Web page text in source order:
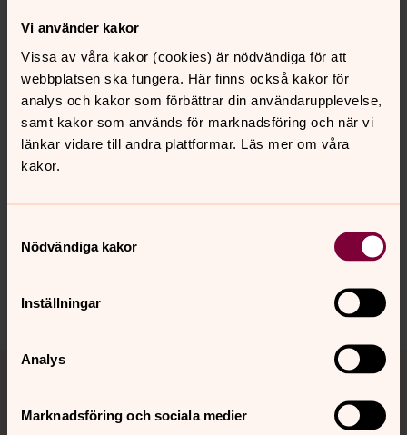
Vi använder kakor
Vissa av våra kakor (cookies) är nödvändiga för att
webbplatsen ska fungera. Här finns också kakor för
analys och kakor som förbättrar din användarupplevelse,
samt kakor som används för marknadsföring och när vi
länkar vidare till andra plattformar. Läs mer om våra
kakor.
Nödvändiga kakor
Inställningar
Analys
Marknadsföring och sociala medier
Ditt medlemskap gör det möjligt!
Välkommen att bli medlem i Svenska kyrkan. Här finns
alltid en plats för dig! Här hittar du blanketter för
medlemskap i Svenska kyrkan för vuxna och barn.
innehåll?
Dela
Tillbaka till toppen
Tillbaka till innehållet